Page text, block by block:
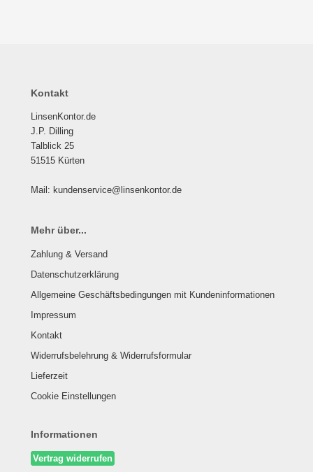
Kontakt
LinsenKontor.de
J.P. Dilling
Talblick 25
51515 Kürten
Mail: kundenservice@linsenkontor.de
Mehr über...
Zahlung & Versand
Datenschutzerklärung
Allgemeine Geschäftsbedingungen mit Kundeninformationen
Impressum
Kontakt
Widerrufsbelehrung & Widerrufsformular
Lieferzeit
Cookie Einstellungen
Informationen
Vertrag widerrufen